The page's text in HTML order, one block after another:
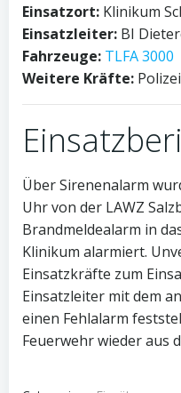
Einsatzort: Klinikum
Einsatzleiter: BI
Fahrzeuge: TLFA 3000
Weitere Kräfte: Polizei
Über Sirenenalarm
Uhr von der LAWZ
Brandmeldealarm in
Klinikum alarmiert.
Einsatzkräfte zum
Einsatzleiter mit dem
einen Fehlalarm
Feuerwehr wieder aus